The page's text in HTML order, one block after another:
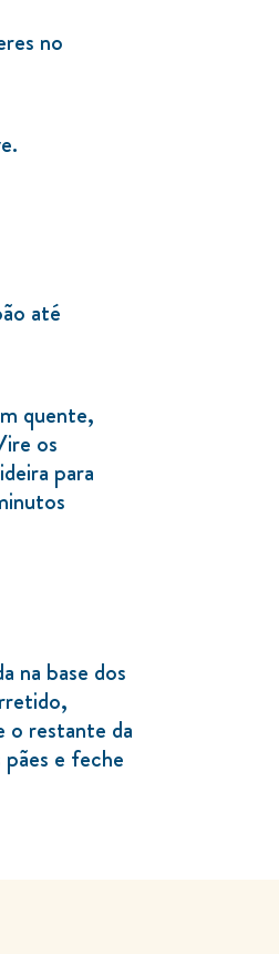
no
até
quente,
os
para
na base dos
o restante da
e feche